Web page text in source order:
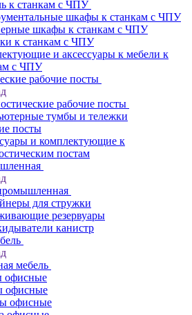
к станкам с ЧПУ
шкафы к станкам с ЧПУ
шкафы к станкам с ЧПУ
к станкам с ЧПУ
и аксессуары к мебели к
с ЧПУ
рабочие посты
рабочие посты
тумбы и тележки
посты
и комплектующие к
постам
для стружки
резервуары
канистр
мебель
офисные
офисные
офисные